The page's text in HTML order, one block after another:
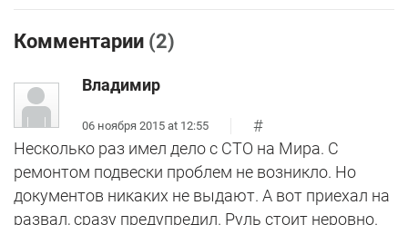
Комментарии (2)
Владимир
06 ноября 2015 at 12:55
#
Несколько раз имел дело с СТО на Мира. С
ремонтом подвески проблем не возникло. Но
документов никаких не выдают. А вот приехал на
развал, сразу предупредил. Руль стоит неровно.